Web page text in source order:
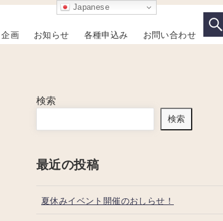
企画 お知らせ 各種申込み お問い合わせ
検索
検索
最近の投稿
夏休みイベント開催のおしらせ！
Japanese